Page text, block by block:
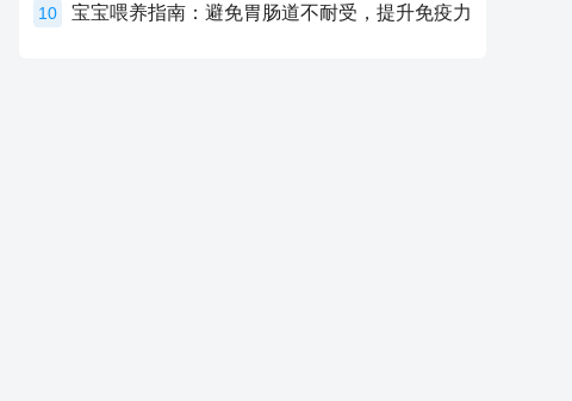
10 宝宝喂养指南：避免胃肠道不耐受，提升免疫力